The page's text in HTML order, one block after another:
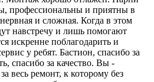
профессиональны и приятны в
и сложная. Когда в этом
навстречу и лишь помогают
искренне поблагодарить и
у ребят. Бастион, спасибо за
спасибо за качество. Вы -
весь ремонт, к которому без